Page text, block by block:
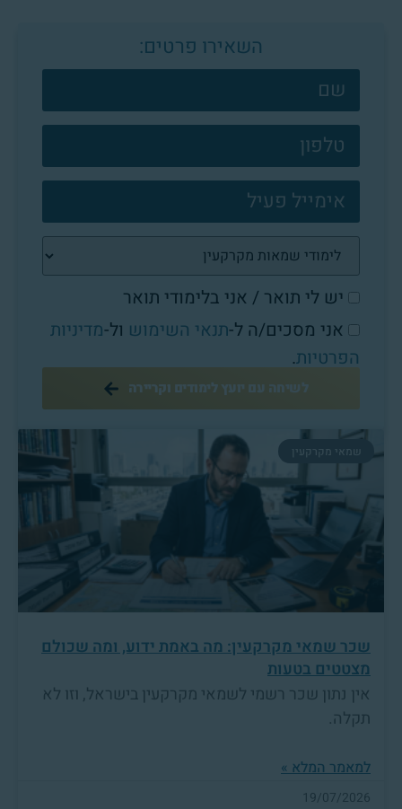
השאירו פרטים:
צרו
קשר
פוטר
יש לי תואר / אני בלימודי תואר
אני מסכים/ה ל-תנאי השימוש ול-מדיניות
הפרטיות.
לשיחה עם יועץ לימודים וקריירה
שמאי מקרקעין
שכר שמאי מקרקעין: מה באמת ידוע, ומה שכולם
מצטטים בטעות
אין נתון שכר רשמי לשמאי מקרקעין בישראל, וזו לא
תקלה.
למאמר המלא »
19/07/2026